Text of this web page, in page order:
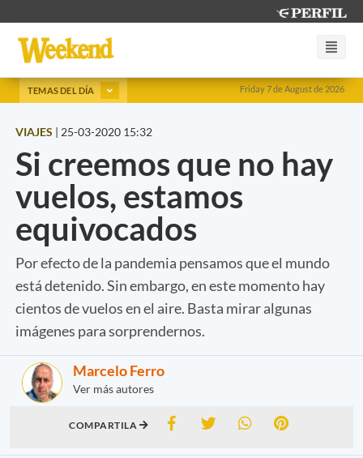
Friday 7 de August de 2026
TEMAS DEL DÍA
VIAJES | 25-03-2020 15:32
Si creemos que no hay
vuelos, estamos
equivocados
Por efecto de la pandemia pensamos que el mundo
está detenido. Sin embargo, en este momento hay
cientos de vuelos en el aire. Basta mirar algunas
imágenes para sorprendernos.
Marcelo Ferro
Ver más autores
COMPARTILA